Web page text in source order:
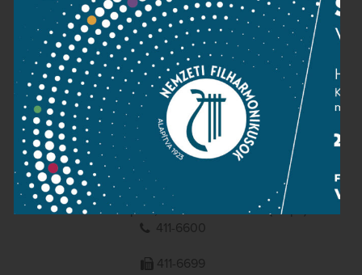
Impresszum
NEMZETI
FILHARMONIKUSOK
1095 Budapest, Komor Marcell u. 1. (Müpa)
411-6600
411-6699